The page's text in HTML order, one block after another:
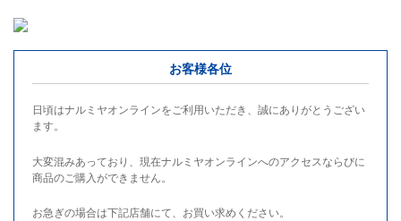
お客様各位
日頃はナルミヤオンラインをご利用いただき、誠にありがとうござい
ます。
大変混みあっており、現在ナルミヤオンラインへのアクセスならびに
商品のご購入ができません。
お急ぎの場合は下記店舗にて、お買い求めください。